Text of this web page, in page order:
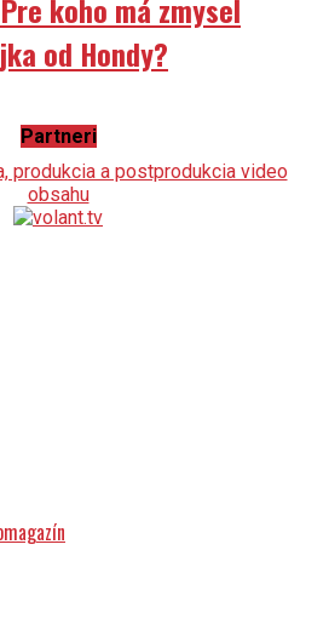
koho má zmysel
od Hondy?
Partneri